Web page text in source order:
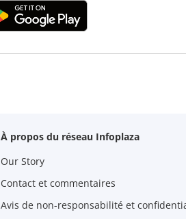
À propos du réseau Infoplaza
Our Story
Contact et commentaires
Avis de non-responsabilité et